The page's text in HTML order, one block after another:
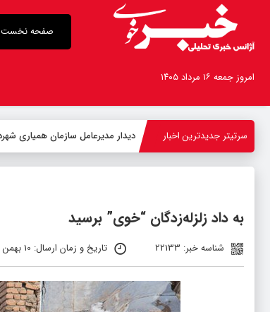
صفحه نخست
امروز جمعه ۱۶ مرداد ۱۴۰۵
سرتیتر جدیدترین اخبار -
به داد زلزله‌زدگان “خوی” برسید
شناسه خبر: 22133 تاریخ و زمان ارسال: 10 بهمن 1401 ساعت 11:37